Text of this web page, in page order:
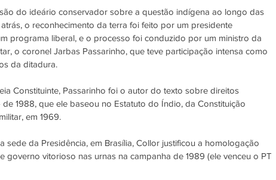
do ideário conservador sobre a questão indígena ao longo das
o reconhecimento da terra foi feito por um presidente
programa liberal, e o processo foi conduzido por um ministro da
o coronel Jarbas Passarinho, que teve participação intensa como
da ditadura.
Constituinte, Passarinho foi o autor do texto sobre direitos
1988, que ele baseou no Estatuto do Índio, da Constituição
em 1969.
sede da Presidência, em Brasília, Collor justificou a homologação
governo vitorioso nas urnas na campanha de 1989 (ele venceu o PT